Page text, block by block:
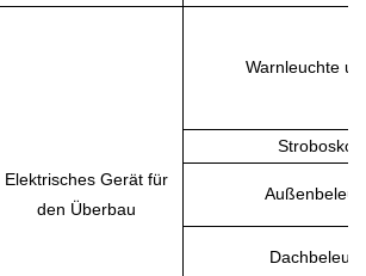
Elektrisches Gerät für
den Überbau
Warnleuchte